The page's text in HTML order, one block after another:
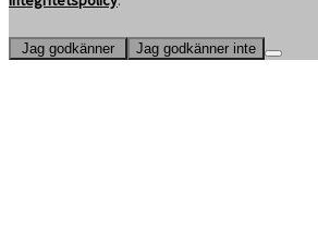
Jag godkänner Jag godkänner inte